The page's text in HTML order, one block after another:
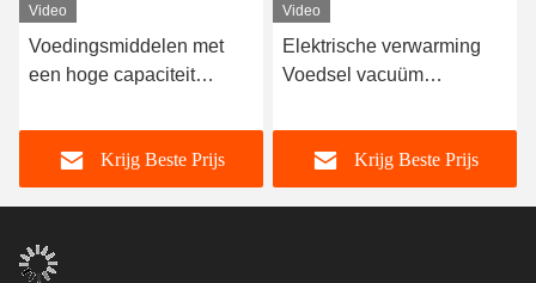
Video
Voedingsmiddelen met
een hoge capaciteit
kg/batch Freeze Dry Fruit
MachineKrijg Beste Prijs
Video
Elektrische verwarming
Voedsel vacuüm
Krijg Beste Prijs
Persoonlijke